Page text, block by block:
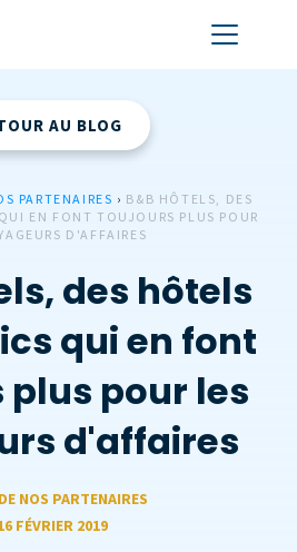
AU BLOG
PARTENAIRES › B&B HÔTELS, DES
EN FONT TOUJOURS PLUS POUR
D'AFFAIRES
des hôtels
qui en font
pour les
d'affaires
NOS PARTENAIRES
FÉVRIER 2019